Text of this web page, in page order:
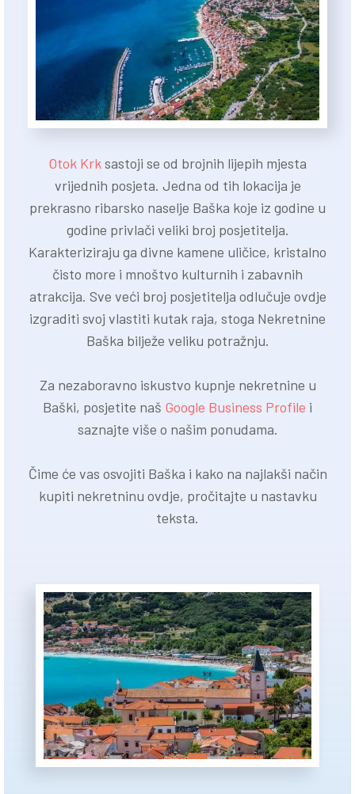
Otok Krksastoji se od brojnih lijepih mjesta
vrijednih posjeta. Jedna od tih lokacija je
prekrasno ribarsko naselje Baška koje iz godine u
godine privlači veliki broj posjetitelja.
Karakteriziraju ga divne kamene uličice, kristalno
čisto more i mnoštvo kulturnih i zabavnih
atrakcija. Sve veći broj posjetitelja odlučuje ovdje
izgraditi svoj vlastiti kutak raja, stoga Nekretnine
Baška bilježe veliku potražnju.
Za nezaboravno iskustvo kupnje nekretnine u
Baški, posjetite naš Google Business Profile i
saznajte više o našim ponudama.
Čime će vas osvojiti Baška i kako na najlakši način
kupiti nekretninu ovdje, pročitajte u nastavku
teksta.